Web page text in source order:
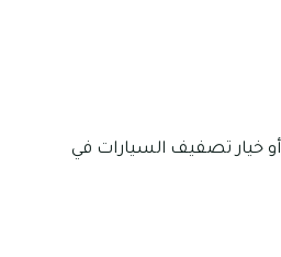
الفندق يوفر مواقف سيارات مجانية لجميع النزلاء والزوار، بالإضافة إلى إمكانية estأو خيار تصفيف السيارات في